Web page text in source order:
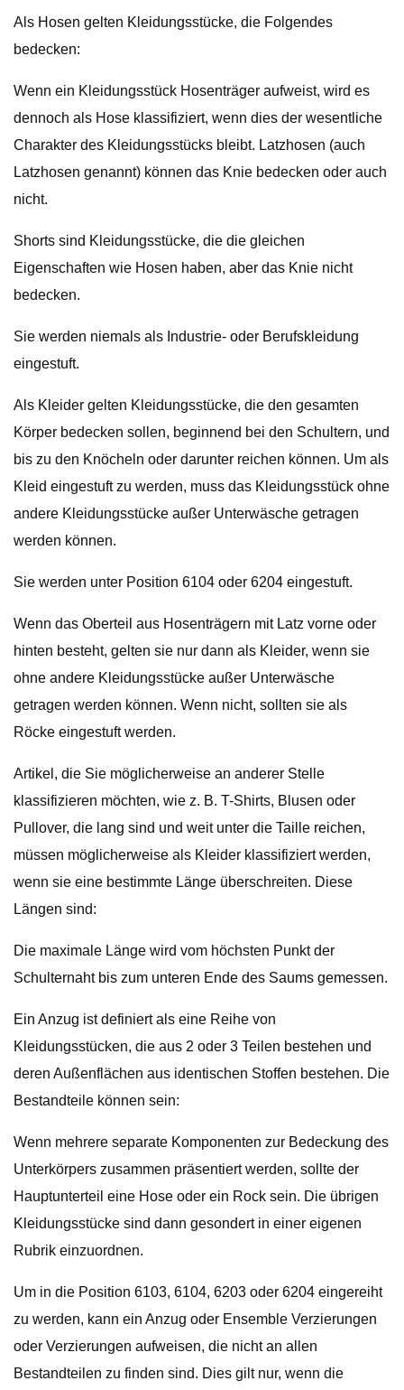
Als Hosen gelten Kleidungsstücke, die Folgendes
bedecken:
Wenn ein Kleidungsstück Hosenträger aufweist, wird es
dennoch als Hose klassifiziert, wenn dies der wesentliche
Charakter des Kleidungsstücks bleibt. Latzhosen (auch
Latzhosen genannt) können das Knie bedecken oder auch
nicht.
Shorts sind Kleidungsstücke, die die gleichen
Eigenschaften wie Hosen haben, aber das Knie nicht
bedecken.
Sie werden niemals als Industrie- oder Berufskleidung
eingestuft.
Als Kleider gelten Kleidungsstücke, die den gesamten
Körper bedecken sollen, beginnend bei den Schultern, und
bis zu den Knöcheln oder darunter reichen können. Um als
Kleid eingestuft zu werden, muss das Kleidungsstück ohne
andere Kleidungsstücke außer Unterwäsche getragen
werden können.
Sie werden unter Position 6104 oder 6204 eingestuft.
Wenn das Oberteil aus Hosenträgern mit Latz vorne oder
hinten besteht, gelten sie nur dann als Kleider, wenn sie
ohne andere Kleidungsstücke außer Unterwäsche
getragen werden können. Wenn nicht, sollten sie als
Röcke eingestuft werden.
Artikel, die Sie möglicherweise an anderer Stelle
klassifizieren möchten, wie z. B. T-Shirts, Blusen oder
Pullover, die lang sind und weit unter die Taille reichen,
müssen möglicherweise als Kleider klassifiziert werden,
wenn sie eine bestimmte Länge überschreiten. Diese
Längen sind:
Die maximale Länge wird vom höchsten Punkt der
Schulternaht bis zum unteren Ende des Saums gemessen.
Ein Anzug ist definiert als eine Reihe von
Kleidungsstücken, die aus 2 oder 3 Teilen bestehen und
deren Außenflächen aus identischen Stoffen bestehen. Die
Bestandteile können sein:
Wenn mehrere separate Komponenten zur Bedeckung des
Unterkörpers zusammen präsentiert werden, sollte der
Hauptunterteil eine Hose oder ein Rock sein. Die übrigen
Kleidungsstücke sind dann gesondert in einer eigenen
Rubrik einzuordnen.
Um in die Position 6103, 6104, 6203 oder 6204 eingereiht
zu werden, kann ein Anzug oder Ensemble Verzierungen
oder Verzierungen aufweisen, die nicht an allen
Bestandteilen zu finden sind. Dies gilt nur, wenn die